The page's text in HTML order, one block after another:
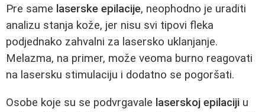
Pre same laserske epilacije, neophodno je uraditi
analizu stanja kože, jer nisu svi tipovi fleka
podjednako zahvalni za lasersko uklanjanje.
Melazma, na primer, može veoma burno reagovati
na lasersku stimulaciju i dodatno se pogoršati.
Osobe koje su se podvrgavale laserskoj epilaciji u